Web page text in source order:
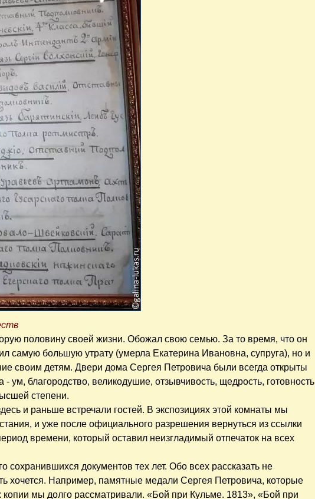
половину своей жизни. Обожал свою семью. За то время, что он
самую большую утрату (умерла Екатерина Ивановна, супруга), но и
своим детям. Двери дома Сергея Петровича были всегда открыты
ум, благородство, великодушие, отзывчивость, щедрость, готовность
степени.
и раньше встречали гостей. В экспозициях этой комнаты мы
и уже после официального разрешения вернуться из ссылки
времени, который оставил неизгладимый отпечаток на всех
сохранившихся документов тех лет. Обо всех рассказать не
хочется. Например, памятные медали Сергея Петровича, которые
мы долго рассматривали. «Бой при Кульме. 1813», «Бой при